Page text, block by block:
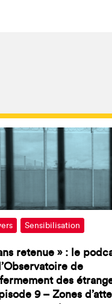
Sensibilisation
retenue » : le
de
des
9 – Zones